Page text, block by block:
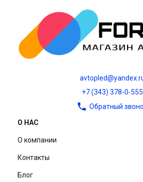
+7 (343) 378-0-555
Обратный
О НАС
О компании
Контакты
Блог